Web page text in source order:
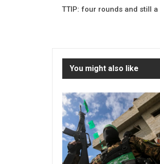
TTIP: four rounds and still a
You might also like